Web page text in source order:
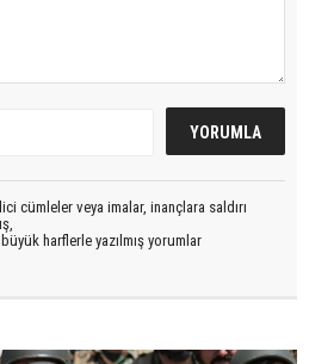
cümleler veya imalar, inançlara saldırı
harflerle yazılmış yorumlar